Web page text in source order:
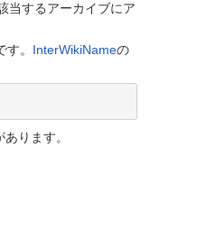
当するアーカイブにア
す。 InterWikiNameの
ります。